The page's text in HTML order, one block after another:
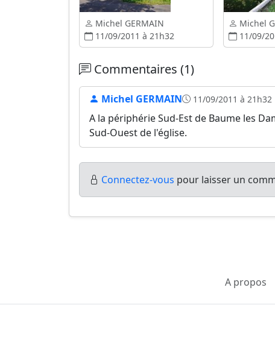
Michel GERMAIN
11/09/2011 à 21h32
Michel
11/09/
Commentaires (1)
Michel GERMAIN 11/09/2011 à 21h32
A la périphérie Sud-Est de Baume les
Sud-Ouest de l'église.
Connectez-vous pour laisser un
A propos